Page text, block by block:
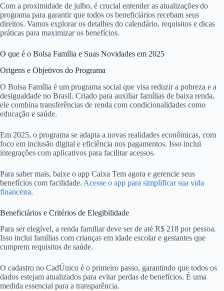
Com a proximidade de julho, é crucial entender as atualizações do
programa para garantir que todos os beneficiários recebam seus
direitos. Vamos explorar os detalhes do calendário, requisitos e dicas
práticas para maximizar os benefícios.
O que é o Bolsa Família e Suas Novidades em 2025
Origens e Objetivos do Programa
O Bolsa Família é um programa social que visa reduzir a pobreza e a
desigualdade no Brasil. Criado para auxiliar famílias de baixa renda,
ele combina transferências de renda com condicionalidades como
educação e saúde.
Em 2025, o programa se adapta a novas realidades econômicas, com
foco em inclusão digital e eficiência nos pagamentos. Isso inclui
integrações com aplicativos para facilitar acessos.
Para saber mais, baixe o app Caixa Tem agora e gerencie seus
benefícios com facilidade. Acesse o app para simplificar sua vida
financeira.
Beneficiários e Critérios de Elegibilidade
Para ser elegível, a renda familiar deve ser de até R$ 218 por pessoa.
Isso inclui famílias com crianças em idade escolar e gestantes que
cumprem requisitos de saúde.
O cadastro no CadÚnico é o primeiro passo, garantindo que todos os
dados estejam atualizados para evitar perdas de benefícios. É uma
medida essencial para a transparência.